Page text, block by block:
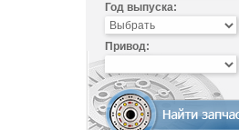
Год выпуска:
Привод: